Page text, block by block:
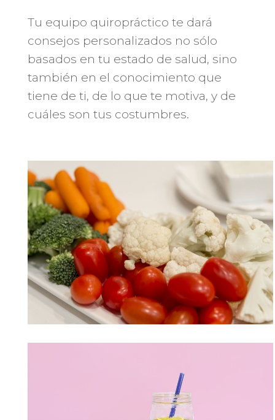
Tu equipo quiropráctico te dará
consejos personalizados no sólo
basados en tu estado de salud, sino
también en el conocimiento que
tiene de ti, de lo que te motiva, y de
cuáles son tus costumbres.